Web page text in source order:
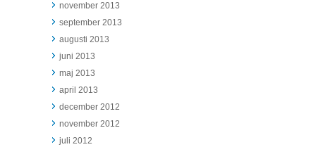
november 2013
september 2013
augusti 2013
juni 2013
maj 2013
april 2013
december 2012
november 2012
juli 2012